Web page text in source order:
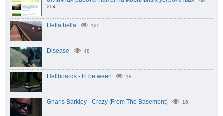
204
Hella hella 125
Disease 48
Hellboards - In between 18
Gnarls Barkley - Crazy (From The Basement) 16